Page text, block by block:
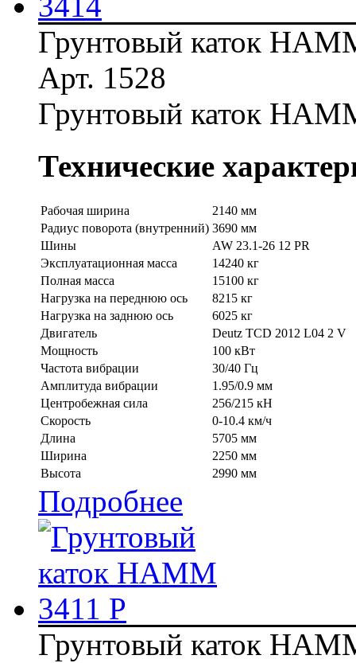
Грунтовый каток
Арт. 1528
Грунтовый каток
Технические
Рабочая ширина
2140 мм
Радиус поворота (внутренний) 3690 мм
Шины
AW 23.1-26 12 PR
Эксплуатационная масса
14240 кг
Полная масса
15100 кг
Нагрузка на переднюю ось
8215 кг
Нагрузка на заднюю ось
6025 кг
Двигатель
Deutz TСD 2012 L04 2 V
Мощность
100 кВт
Частота вибрации
30/40 Гц
Амплитуда вибрации
1.95/0.9 мм
Центробежная сила
256/215 кН
Скорость
0-10.4 км/ч
Длина
5705 мм
Ширина
2250 мм
Высота
2990 мм
Подробнее
Грунтовый каток